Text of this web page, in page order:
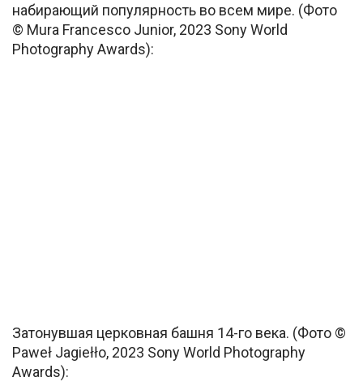
набирающий популярность во всем мире. (Фото
© Mura Francesco Junior, 2023 Sony World
Photography Awards):
Затонувшая церковная башня 14-го века. (Фото ©
Paweł Jagiełło, 2023 Sony World Photography
Awards):